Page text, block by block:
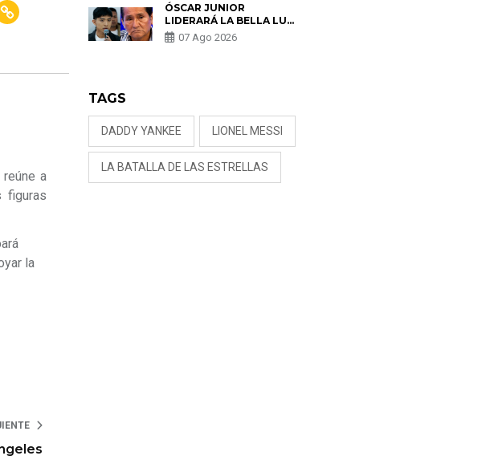
a
figuras
la
ENCONTRARON UN
TUMOR”
ÓSCAR JUNIOR
LIDERARÁ LA BELLA LUZ
TRAS SALIDA DE SU
PADRE POR POLÉMICA
07 Ago 2026
TAGS
DADDY YANKEE LIONEL MESSI
LA BATALLA DE LAS ESTRELLAS